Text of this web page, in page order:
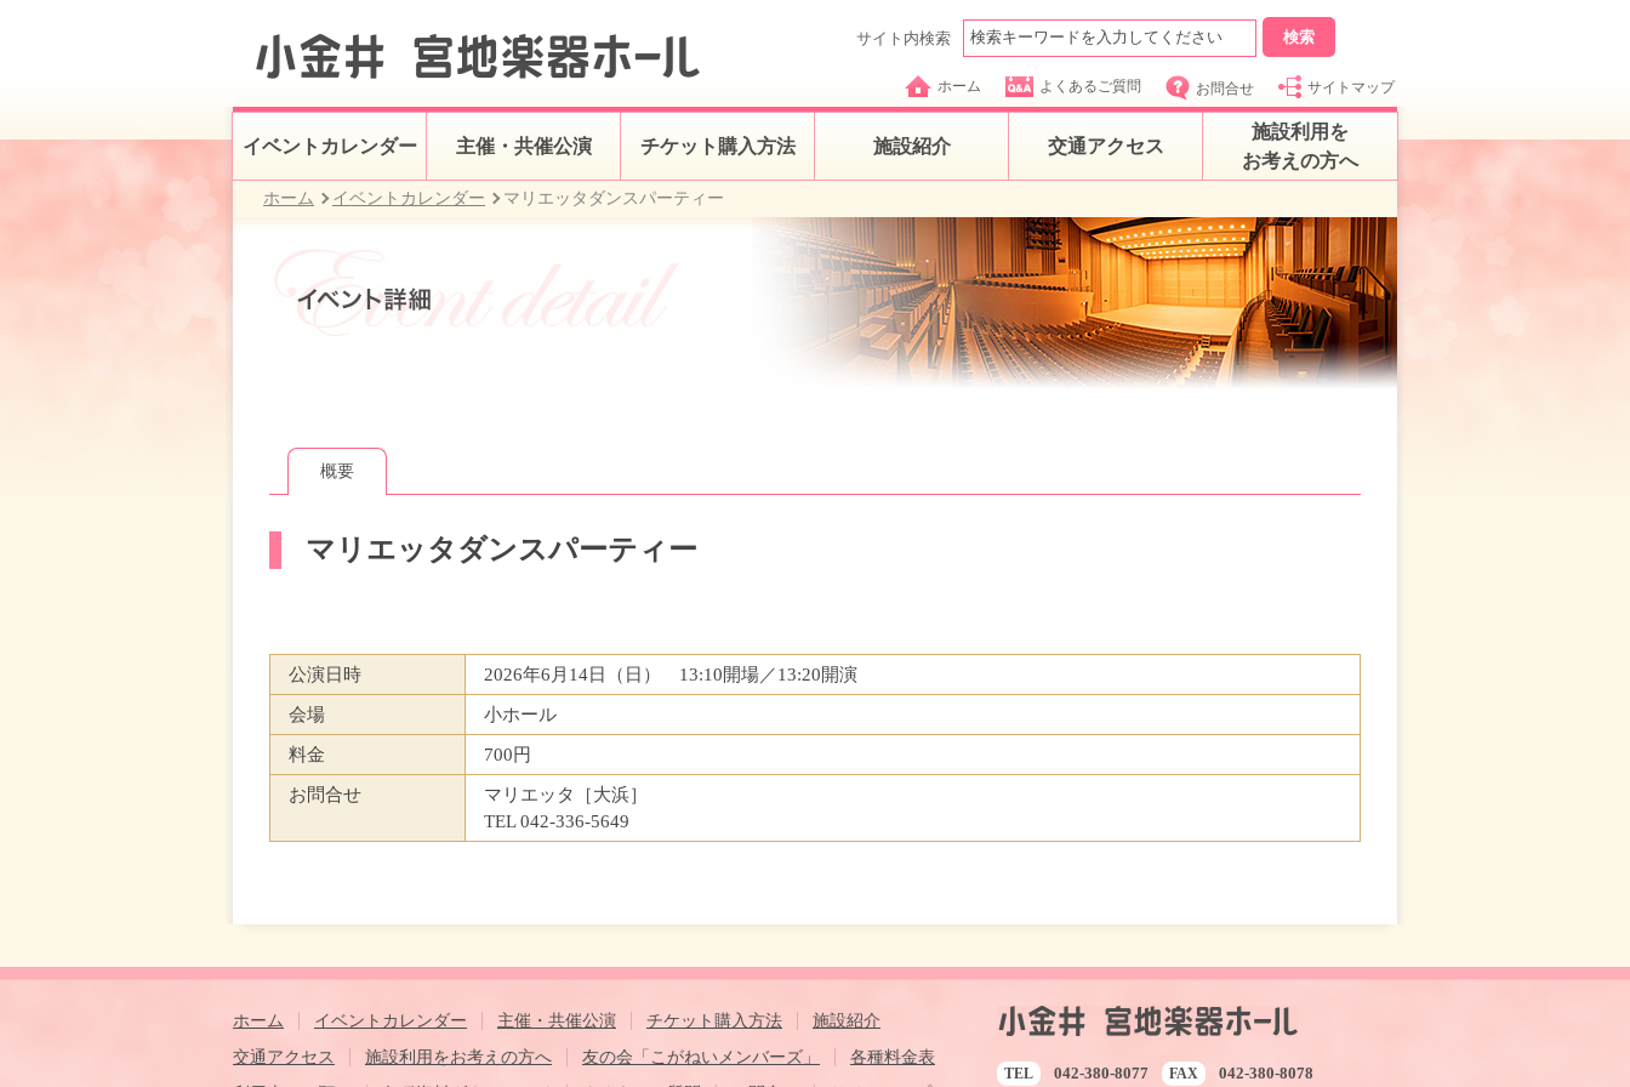
サイト内検索
ホーム よくあるご質問 お問合せ サイトマップ
イベントカレンダー 主催・共催公演 チケット購入方法 施設紹介 交通アクセス
施設利用を
お考えの方へ
ホーム イベントカレンダー マリエッタダンスパーティー
概要
マリエッタダンスパーティー
公演日時 2026年6月14日（日） 13:10開場／13:20開演
会場 小ホール
料金 700円
お問合せ
マリエッタ［大浜］
TEL 042-336-5649
ホーム イベントカレンダー 主催・共催公演 チケット購入方法
施設紹介
交通アクセス
施設利用をお考えの方へ 友の会「こがねいメンバーズ」
各種料金表
TEL 042-380-8077 FAX 042-380-8078